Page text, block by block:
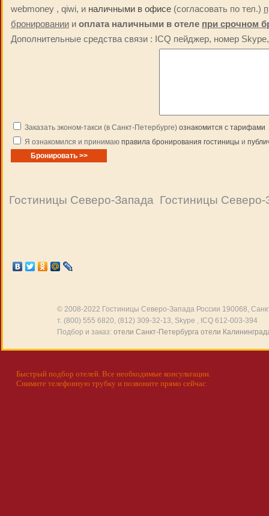
webmoney , qiwi, и наличными в офисе (согласовать по тел.)
бронировании и оплата наличными в отеле при срочном
Дополнительные средства связи : ICQ пейджер, номер
Заказать эконом-такси (в Санкт-Петербурге) ознакомится с тарифами
Я ознакомился и принимаю правила бронирования гостиницы и
Гостиницы Северо-Запада Гостиницы Северо-
© 2008-2022 Гостиницы Северо-Запада России 190068,
т. (800) 555 6820, (812) 309-32-13, Skype , ICQ 612-003-394
Подбор и заказ: отели Санкт-Петербурга отели
Быстрый подбор отелей. Все необходимые консультации.
Снимите телефонную трубку и позвоните прямо сейчас